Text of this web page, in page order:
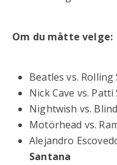
Om du måtte velge:
Beatles vs. Rolling
Nick Cave vs. Patti
Nightwish vs.
Motörhead vs.
Alejandro
Santana